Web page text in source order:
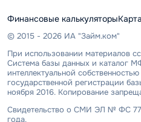
Финансовые калькуляторы
© 2015 - 2026 ИА "Займ.ком"
При использовании материалов
Система базы данных и каталог
интеллектуальной
государственной регистрации
ноября 2016. Копирование
Свидетельство о СМИ ЭЛ № ФС 77
года.